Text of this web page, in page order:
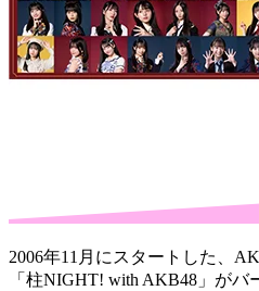
2006年11月にスタートした、
「柱NIGHT! with AKB48」がバ